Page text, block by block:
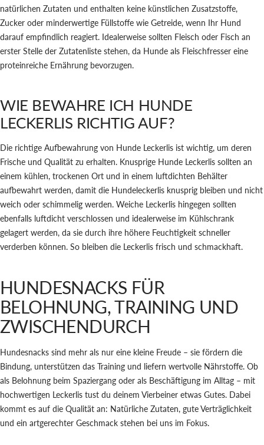
natürlichen Zutaten und enthalten keine künstlichen Zusatzstoffe,
Zucker oder minderwertige Füllstoffe wie Getreide, wenn Ihr Hund
darauf empfindlich reagiert. Idealerweise sollten Fleisch oder Fisch an
erster Stelle der Zutatenliste stehen, da Hunde als Fleischfresser eine
proteinreiche Ernährung bevorzugen.
WIE BEWAHRE ICH HUNDE
LECKERLIS RICHTIG AUF?
Die richtige Aufbewahrung von Hunde Leckerlis ist wichtig, um deren
Frische und Qualität zu erhalten. Knusprige Hunde Leckerlis sollten an
einem kühlen, trockenen Ort und in einem luftdichten Behälter
aufbewahrt werden, damit die Hundeleckerlis knusprig bleiben und nicht
weich oder schimmelig werden. Weiche Leckerlis hingegen sollten
ebenfalls luftdicht verschlossen und idealerweise im Kühlschrank
gelagert werden, da sie durch ihre höhere Feuchtigkeit schneller
verderben können. So bleiben die Leckerlis frisch und schmackhaft.
HUNDESNACKS FÜR
BELOHNUNG, TRAINING UND
ZWISCHENDURCH
Hundesnacks sind mehr als nur eine kleine Freude – sie fördern die
Bindung, unterstützen das Training und liefern wertvolle Nährstoffe. Ob
als Belohnung beim Spaziergang oder als Beschäftigung im Alltag – mit
hochwertigen Leckerlis tust du deinem Vierbeiner etwas Gutes. Dabei
kommt es auf die Qualität an: Natürliche Zutaten, gute Verträglichkeit
und ein artgerechter Geschmack stehen bei uns im Fokus.